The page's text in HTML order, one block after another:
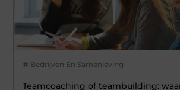
Bedrijven En Samenleving
Teamcoaching of teambuilding: